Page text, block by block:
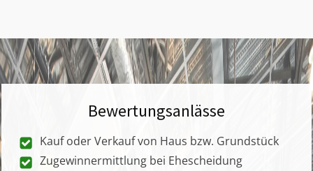
Bewertungsanlässe
Kauf oder Verkauf von Haus bzw. Grundstück
Zugewinnermittlung bei Ehescheidung